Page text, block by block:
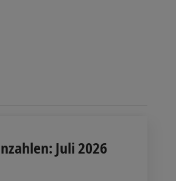
Juli 2026